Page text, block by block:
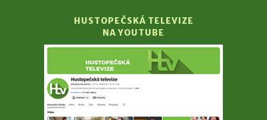
HUSTOPEČSKÁ TELEVIZE
NA YOUTUBE